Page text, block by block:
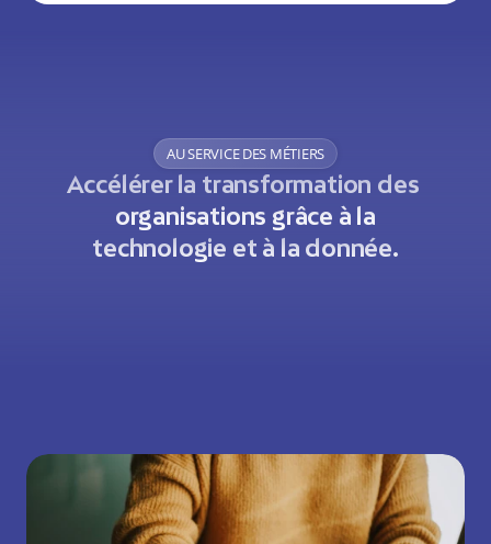
AU SERVICE DES MÉTIERS
Accélérer la transformation des
organisations grâce à la
technologie et à la donnée.